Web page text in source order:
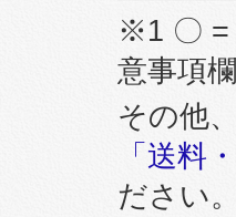
※1 〇 =
意事項
その他
「送料
ださい。